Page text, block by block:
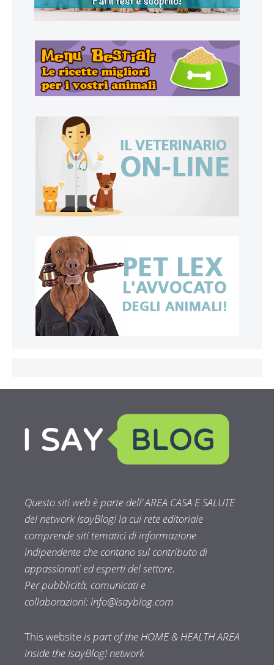
Questo siti web è parte dell’ AREA CASA E SALUTE
del network IsayBlog! la cui rete editoriale
comprende siti tematici di informazione
indipendente che contano sul contributo di
appassionati ed esperti del settore.
Per pubblicità, comunicati e
collaborazioni:info@isayblog.com
This websiteis part of the HOME & HEALTH AREA
inside the IsayBlog! network